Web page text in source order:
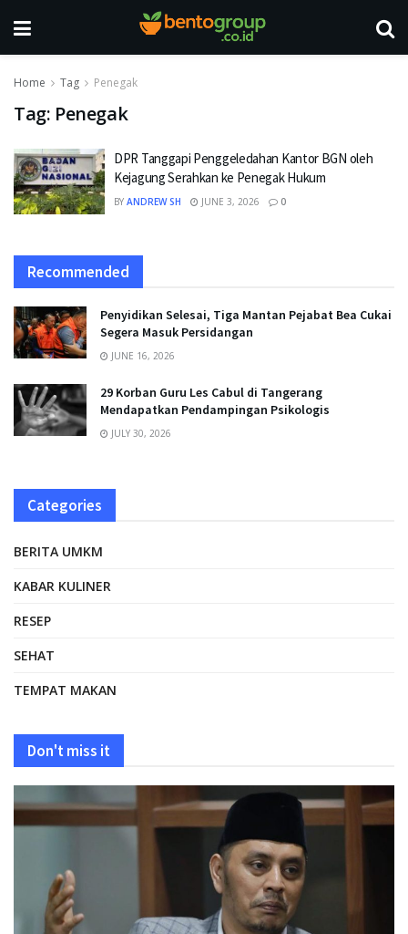
Home Tag Penegak
Tag: Penegak
DPR Tanggapi Penggeledahan Kantor BGN oleh
Kejagung Serahkan ke Penegak Hukum
BY ANDREW SH JUNE 3, 2026 0
Recommended
Penyidikan Selesai, Tiga Mantan Pejabat Bea Cukai
Segera Masuk Persidangan
JUNE 16, 2026
29 Korban Guru Les Cabul di Tangerang
Mendapatkan Pendampingan Psikologis
JULY 30, 2026
Categories
BERITA UMKM
KABAR KULINER
RESEP
SEHAT
TEMPAT MAKAN
Don't miss it